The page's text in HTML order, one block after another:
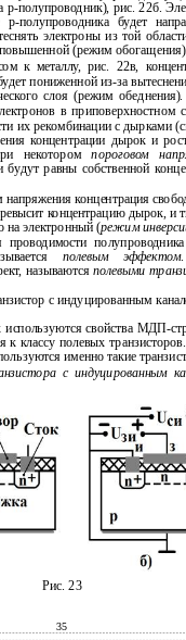
полупроводник), рис. 22б.
полупроводника будет
электроны из той
повышенной (режим обогащения).
к металлу, рис. 22в,
пониженной из-за
слоя (режим
в приповерхностном
их рекомбинации с дырками
концентрации дырок и
некоторомпороговом
будут равны собственной
концентрация
концентрацию дырок, и
на электронный (режим
проводимости
полевым эффектом
называются полевыми
с индуцированным
используются свойства МДП-
к классу полевых
именно такие
с индуцированным
Рис. 23
35